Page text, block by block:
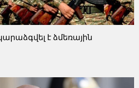
է ձմեռային